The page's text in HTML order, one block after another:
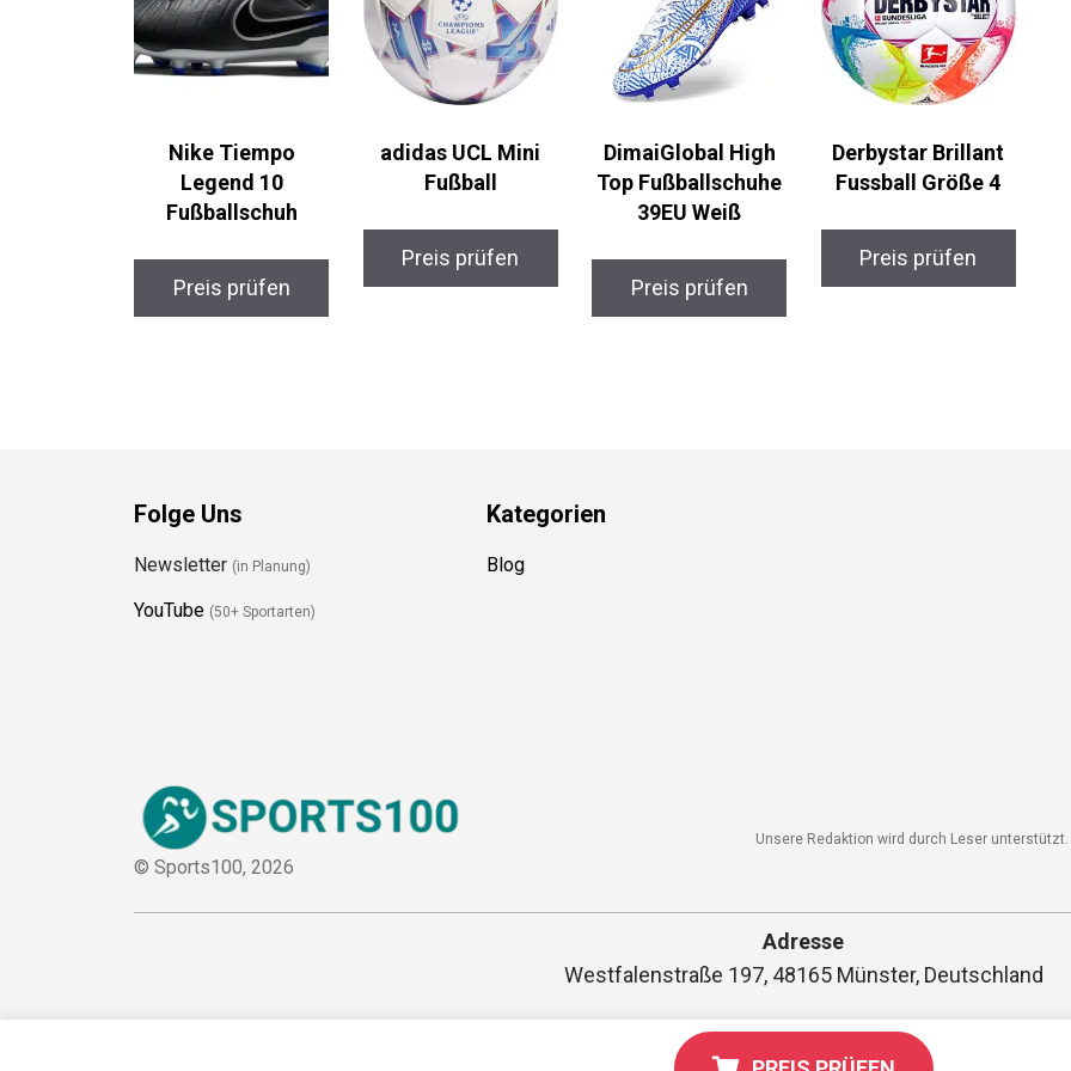
Nike Tiempo
Legend 10
Fußballschuh
Preis prüfen
adidas UCL Mini
Fußball
Preis prüfen
DimaiGlobal High
Top Fußballschuhe
39EU Weiß
Preis prüfen
Derbystar Brillant
Fussball Größe 4
Preis prüfen
Folge Uns
Newsletter(in Planung)
YouTube (50+ Sportarten)
Kategorien
Blog
© Sports100, 2026
Unsere Redaktion wird durch Leser unterstützt.
Adresse
Westfalenstraße 197, 48165 Münster, Deutschland